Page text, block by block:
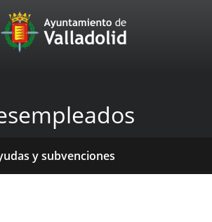
Portal
Web
Ayuntamiento
de
Valladolid
y subvenciones